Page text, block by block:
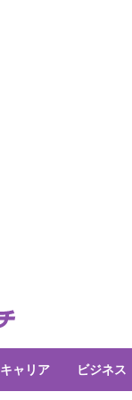
キャリア ビジネス